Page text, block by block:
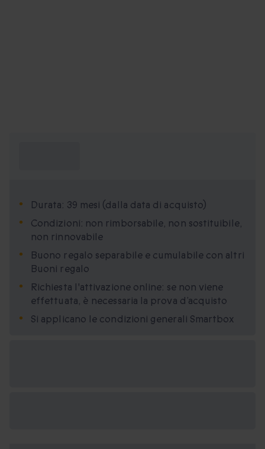
Durata: 39 mesi (dalla data di acquisto)
Condizioni: non rimborsabile, non sostituibile,
non rinnovabile
Buono regalo separabile e cumulabile con altri
Buoni regalo
Richiesta l'attivazione online: se non viene
effettuata, è necessaria la prova d’acquisto
Si applicano le condizioni generali Smartbox